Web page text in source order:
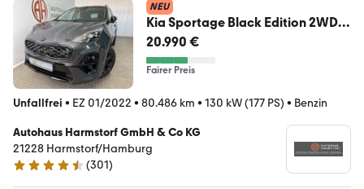
NEU
Kia Sportage Black Edition 2WD
Leder/Panodach/LED
20.990 €
Fairer Preis
Unfallfrei • EZ 01/2022 • 80.486 km • 130 kW (177 PS) • Benzin
Autohaus Harmstorf GmbH & Co KG
21228 Harmstorf/Hamburg
4.4 Sterne
(301)